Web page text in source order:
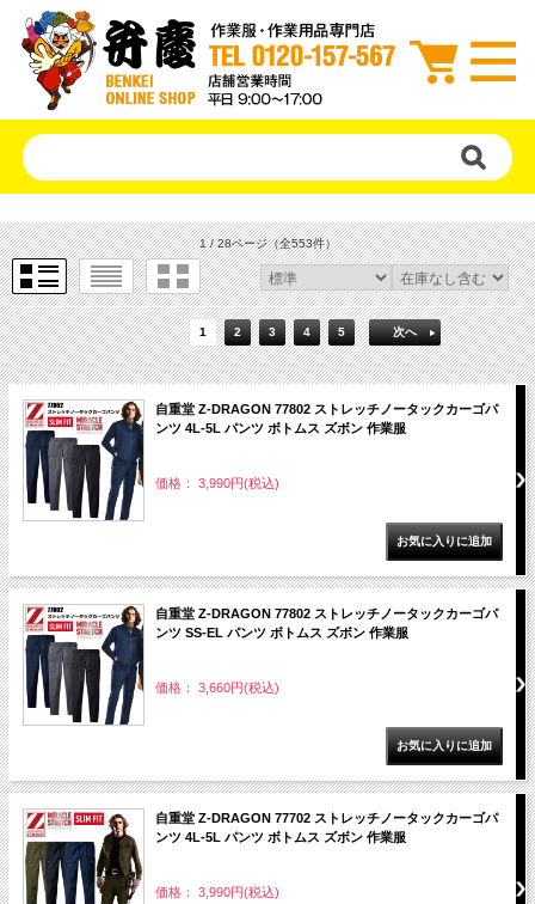
1 / 28ページ（全553件）
1 2 3 4 5 次へ
自重堂 Z-DRAGON 77802 ストレッチノータックカーゴパ
ンツ 4L-5L パンツ ボトムス ズボン 作業服
価格： 3,990円(税込)
自重堂 Z-DRAGON 77802 ストレッチノータックカーゴパ
ンツ SS-EL パンツ ボトムス ズボン 作業服
価格： 3,660円(税込)
自重堂 Z-DRAGON 77702 ストレッチノータックカーゴパ
ンツ 4L-5L パンツ ボトムス ズボン 作業服
価格： 3,990円(税込)